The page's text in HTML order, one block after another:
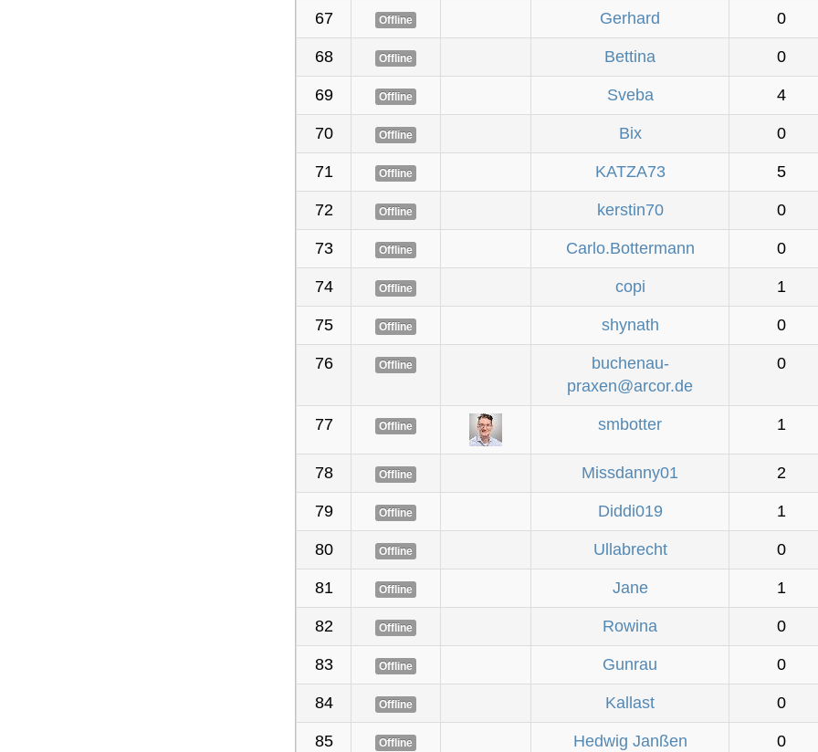
67 Offline Gerhard 0
68 Offline Bettina 0
69 Offline Sveba 4
70 Offline Bix 0
71 Offline KATZA73 5
72 Offline kerstin70 0
73 Offline Carlo.Bottermann 0
74 Offline copi 1
75 Offline shynath 0
76 Offline
buchenau-
praxen@arcor.de
0
77 Offline smbotter 1
78 Offline Missdanny01 2
79 Offline Diddi019 1
80 Offline Ullabrecht 0
81 Offline Jane 1
82 Offline Rowina 0
83 Offline Gunrau 0
84 Offline Kallast 0
85 Offline Hedwig Janßen 0